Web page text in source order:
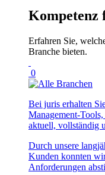
Kompetenz
Erfahren Sie,
Branche bieten.
0
Bei juris erhalten
Management-
aktuell, vollständig
Durch unsere
Kunden konnten
Anforderungen